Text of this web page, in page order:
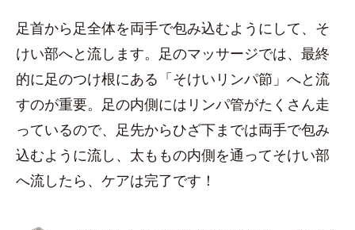
足首から足全体を両手で包み込むようにして、そ
けい部へと流します。足のマッサージでは、最終
的に足のつけ根にある「そけいリンパ節」へと流
すのが重要。足の内側にはリンパ管がたくさん走
っているので、足先からひざ下までは両手で包み
込むように流し、太ももの内側を通ってそけい部
へ流したら、ケアは完了です！